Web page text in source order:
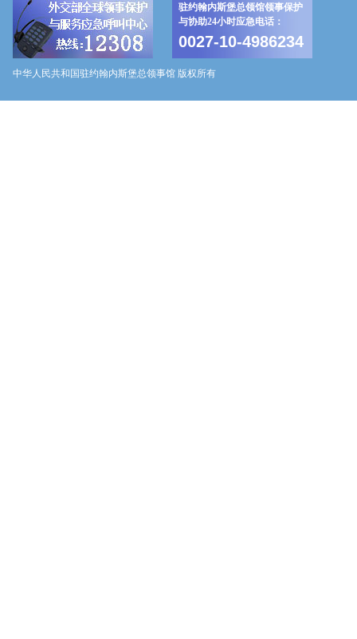
驻约翰内斯堡总领馆领事保护
与协助24小时应急电话：
0027-10-4986234
中华人民共和国驻约翰内斯堡总领事馆 版权所有